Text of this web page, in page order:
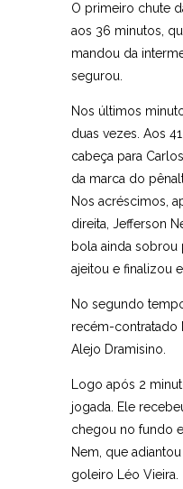
O primeiro chute
aos 36 minutos,
mandou da
segurou.
Nos últimos
duas vezes. Aos
cabeça para
da marca do
Nos acréscimos,
direita, Jefferson
bola ainda sobrou
ajeitou e finalizou
No segundo
recém-contratado
Alejo Dramisino.
Logo após 2
jogada. Ele
chegou no fundo
Nem, que
goleiro Léo Vieira.